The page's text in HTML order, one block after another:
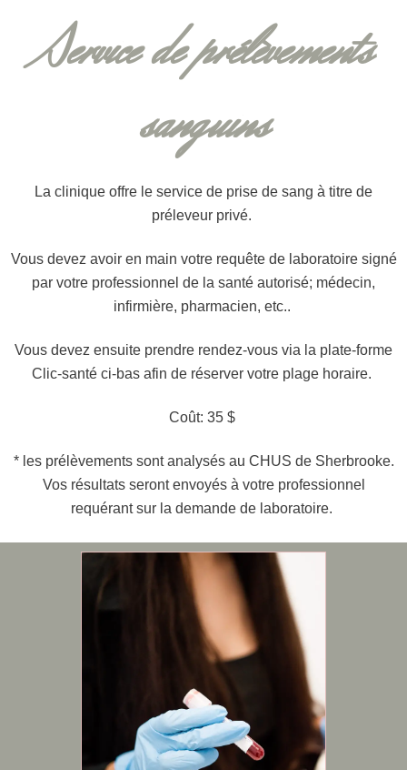
Service de prélèvements
sanguins
La clinique offre le service de prise de sang à titre de
préleveur privé.
Vous devez avoir en main votre requête de laboratoire signé
par votre professionnel de la santé autorisé; médecin,
infirmière, pharmacien, etc..
Vous devez ensuite prendre rendez-vous via la plate-forme
Clic-santé ci-bas afin de réserver votre plage horaire.
Coût: 35 $
* les prélèvements sont analysés au CHUS de Sherbrooke.
Vos résultats seront envoyés à votre professionnel
requérant sur la demande de laboratoire.